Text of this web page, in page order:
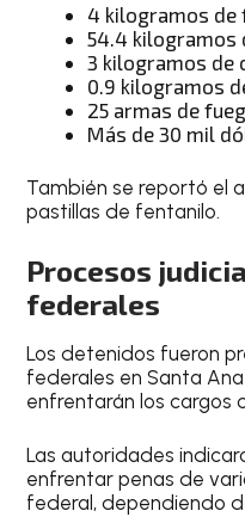
4 kilogramos de
54.4 kilogramos
3 kilogramos de
0.9 kilogramos
25 armas de
Más de 30 mil
También se reportó el
pastillas de fentanilo.
Procesos
federales
Los detenidos fueron
federales en Santa
enfrentarán los cargos
Las autoridades
enfrentar penas de
federal, dependiendo